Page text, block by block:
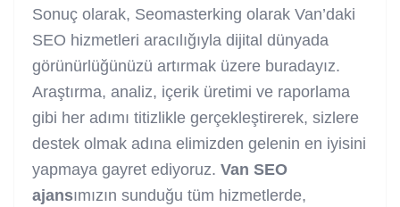
Sonuç olarak, Seomasterking olarak Van’daki
SEO hizmetleri aracılığıyla dijital dünyada
görünürlüğünüzü artırmak üzere buradayız.
Araştırma, analiz, içerik üretimi ve raporlama
gibi her adımı titizlikle gerçekleştirerek, sizlere
destek olmak adına elimizden gelenin en iyisini
yapmaya gayret ediyoruz. Van SEO
ajansımızın sunduğu tüm hizmetlerde,